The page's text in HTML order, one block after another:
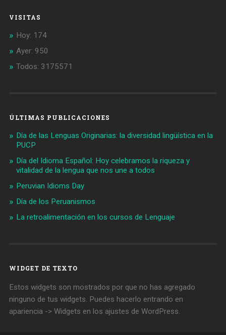
VISITAS
Hoy: 174
Ayer: 950
Todos: 3175571
ÚLTIMAS PUBLICACIONES
Día de las Lenguas Originarias: la diversidad lingüística en la
PUCP
Día del Idioma Español: Hoy celebramos la riqueza y
vitalidad de la lengua que nos une a todos
Peruvian Idioms Day
Día de los Peruanismos
La retroalimentación en los cursos de Lenguaje
WIDGET DE TEXTO
Estos widgets son mostrados por que no has agregado
ninguno de tus widgets. Puedes hacerlo entrando en
apariencia -> Widgets en los ajustes de WordPress.